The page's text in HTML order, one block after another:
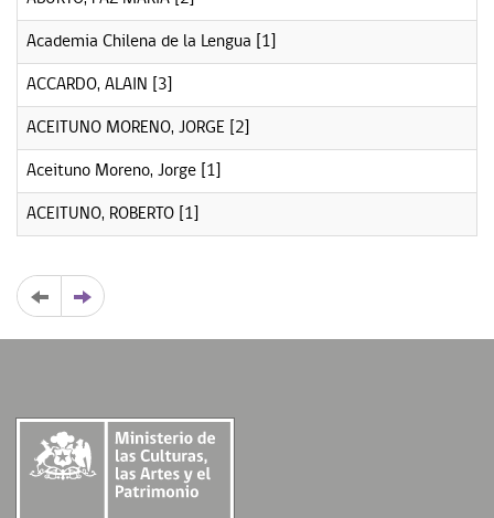
Academia Chilena de la Lengua [1]
ACCARDO, ALAIN [3]
ACEITUNO MORENO, JORGE [2]
Aceituno Moreno, Jorge [1]
ACEITUNO, ROBERTO [1]